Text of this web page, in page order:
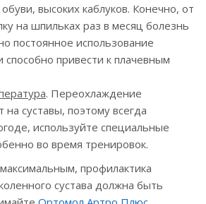
высоких каблуков. Конечно, от
на шпильках раз в месяц болезнь
постоянное использование
привести к плачевным
. Переохлаждение
на суставы, поэтому всегда
используйте специальные
во время тренировок.
профилактика
сустава должна быть